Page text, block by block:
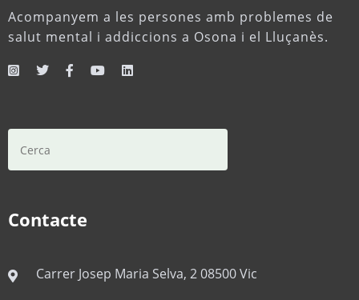
Acompanyem a les persones amb problemes de
salut mental i addiccions a Osona i el Lluçanès.
Contacte
Carrer Josep Maria Selva, 2 08500 Vic